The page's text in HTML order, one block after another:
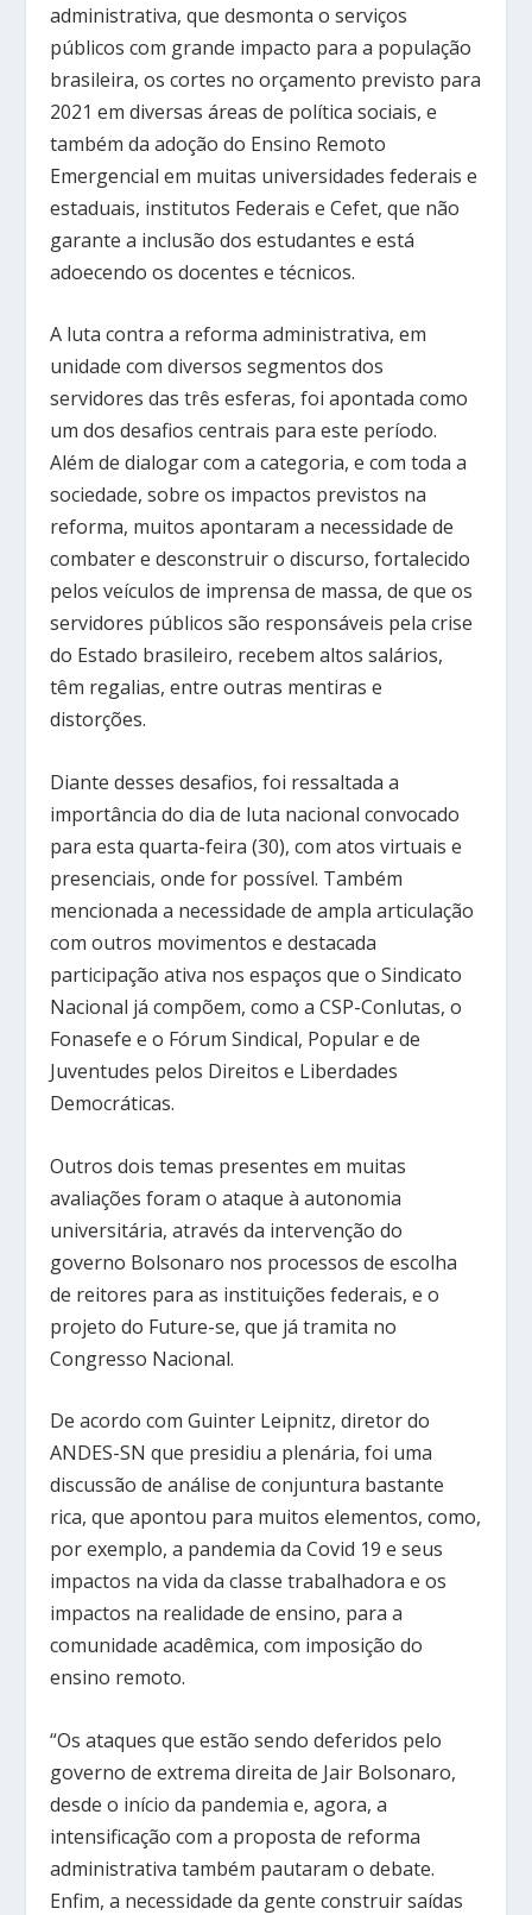
administrativa, que desmonta o serviços
públicos com grande impacto para a população
brasileira, os cortes no orçamento previsto para
2021 em diversas áreas de política sociais, e
também da adoção do Ensino Remoto
Emergencial em muitas universidades federais e
estaduais, institutos Federais e Cefet, que não
garante a inclusão dos estudantes e está
adoecendo os docentes e técnicos.
A luta contra a reforma administrativa, em
unidade com diversos segmentos dos
servidores das três esferas, foi apontada como
um dos desafios centrais para este período.
Além de dialogar com a categoria, e com toda a
sociedade, sobre os impactos previstos na
reforma, muitos apontaram a necessidade de
combater e desconstruir o discurso, fortalecido
pelos veículos de imprensa de massa, de que os
servidores públicos são responsáveis pela crise
do Estado brasileiro, recebem altos salários,
têm regalias, entre outras mentiras e
distorções.
Diante desses desafios, foi ressaltada a
importância do dia de luta nacional convocado
para esta quarta-feira (30), com atos virtuais e
presenciais, onde for possível. Também
mencionada a necessidade de ampla articulação
com outros movimentos e destacada
participação ativa nos espaços que o Sindicato
Nacional já compõem, como a CSP-Conlutas, o
Fonasefe e o Fórum Sindical, Popular e de
Juventudes pelos Direitos e Liberdades
Democráticas.
Outros dois temas presentes em muitas
avaliações foram o ataque à autonomia
universitária, através da intervenção do
governo Bolsonaro nos processos de escolha
de reitores para as instituições federais, e o
projeto do Future-se, que já tramita no
Congresso Nacional.
De acordo com Guinter Leipnitz, diretor do
ANDES-SN que presidiu a plenária, foi uma
discussão de análise de conjuntura bastante
rica, que apontou para muitos elementos, como,
por exemplo, a pandemia da Covid 19 e seus
impactos na vida da classe trabalhadora e os
impactos na realidade de ensino, para a
comunidade acadêmica, com imposição do
ensino remoto.
“Os ataques que estão sendo deferidos pelo
governo de extrema direita de Jair Bolsonaro,
desde o início da pandemia e, agora, a
intensificação com a proposta de reforma
administrativa também pautaram o debate.
Enfim, a necessidade da gente construir saídas